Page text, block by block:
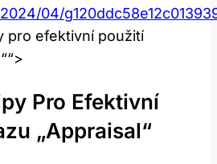
04/
pro efektivní použití
Pro Efektivní
„appraisal“